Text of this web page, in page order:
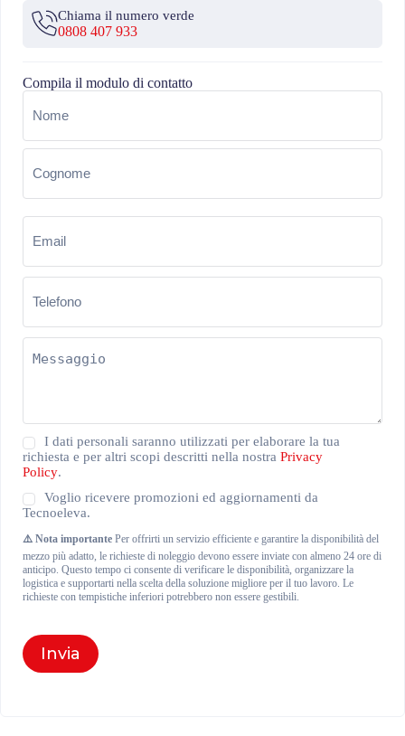
Chiama il numero verde
0808 407 933
Compila il modulo di contatto
Nome
Email
Telefono
Messaggio
Privacy
Policy(Obbligatorio)
I dati personali saranno utilizzati per elaborare la tua
richiesta e per altri scopi descritti nella nostra Privacy
Policy.
Newsletter
Voglio ricevere promozioni ed aggiornamenti da
Tecnoeleva.
⚠️ Nota importante Per offrirti un servizio efficiente e garantire la disponibilità del
mezzo più adatto, le richieste di noleggio devono essere inviate con almeno 24 ore di
anticipo. Questo tempo ci consente di verificare le disponibilità, organizzare la
logistica e supportarti nella scelta della soluzione migliore per il tuo lavoro. Le
richieste con tempistiche inferiori potrebbero non essere gestibili.
Invia